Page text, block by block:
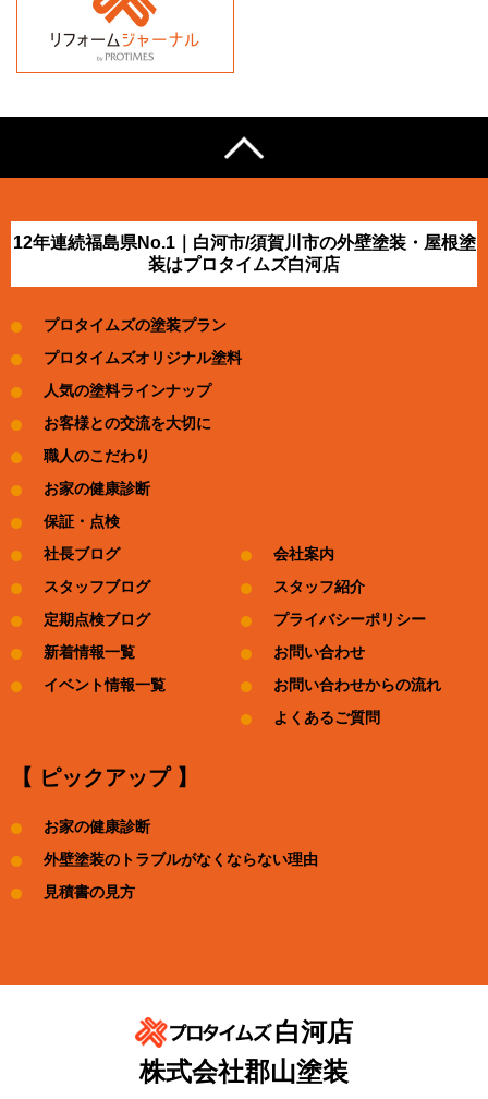
12年連続福島県No.1｜白河市/須賀川市の外壁塗装・屋根塗
装はプロタイムズ白河店
プロタイムズの塗装プラン
プロタイムズオリジナル塗料
人気の塗料ラインナップ
お客様との交流を大切に
職人のこだわり
お家の健康診断
保証・点検
社長ブログ
スタッフブログ
定期点検ブログ
新着情報一覧
イベント情報一覧
会社案内
スタッフ紹介
プライバシーポリシー
お問い合わせ
お問い合わせからの流れ
よくあるご質問
【 ピックアップ 】
お家の健康診断
外壁塗装のトラブルがなくならない理由
見積書の見方
白河店
株式会社郡山塗装